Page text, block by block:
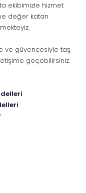
ekibimizle hizmet
değer katan
ve güvencesiyle taş
geçebilirsiniz.